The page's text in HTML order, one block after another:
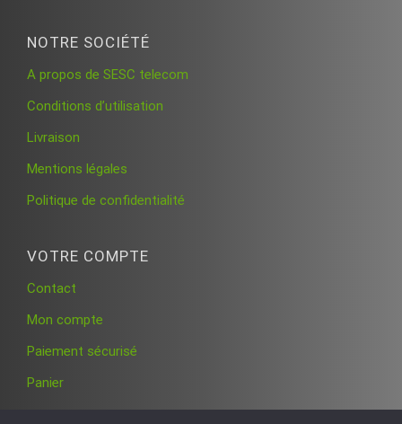
NOTRE SOCIÉTÉ
A propos de SESC telecom
Conditions d’utilisation
Livraison
Mentions légales
Politique de confidentialité
VOTRE COMPTE
Contact
Mon compte
Paiement sécurisé
Panier